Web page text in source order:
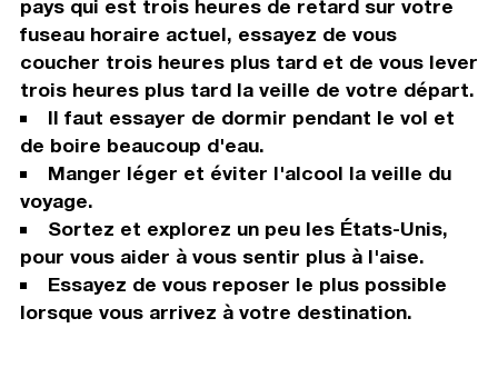
pays qui est trois heures de retard sur votre
fuseau horaire actuel, essayez de vous
coucher trois heures plus tard et de vous lever
trois heures plus tard la veille de votre départ.
Il faut essayer de dormir pendant le vol et
de boire beaucoup d'eau.
Manger léger et éviter l'alcool la veille du
voyage.
Sortez et explorez un peu les États-Unis,
pour vous aider à vous sentir plus à l'aise.
Essayez de vous reposer le plus possible
lorsque vous arrivez à votre destination.